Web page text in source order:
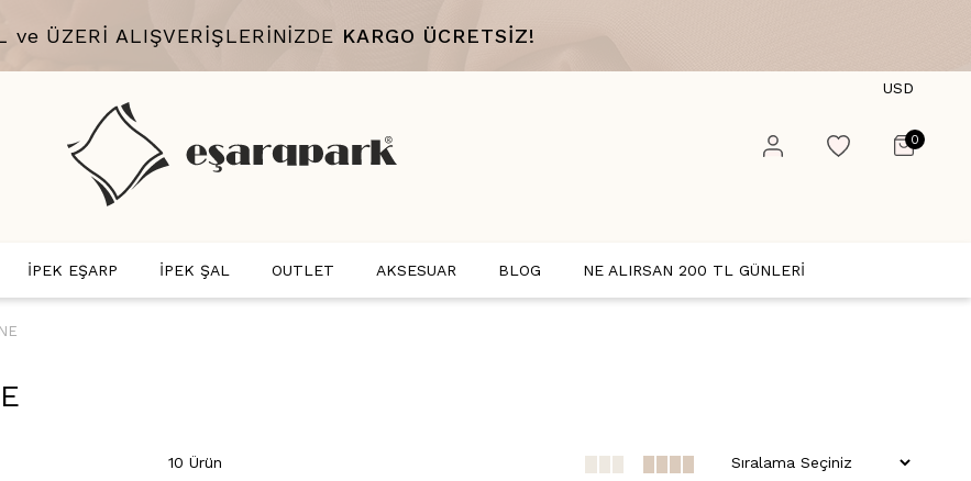
ve ÜZERİ ALIŞVERİŞLERİNİZDE KARGO ÜCRETSİZ!
USD
0
İPEK EŞARP İPEK ŞAL OUTLET AKSESUAR BLOG NE ALIRSAN 200 TL GÜNLERİ
10 Ürün